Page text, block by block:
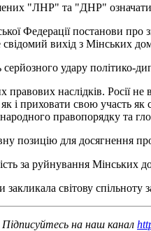
"ЛНР" та "ДНР"
Федерації постанови про
вихід з Мінських
удару політико-
наслідків. Росії не
і приховати свою участь
правопорядку та
позицію для досягнення
за руйнування
світову спільноту
Підписуйтесь на наш канал